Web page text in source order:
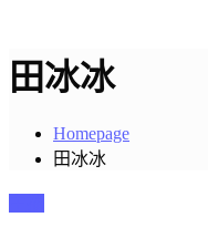
田冰冰
Homepage
田冰冰